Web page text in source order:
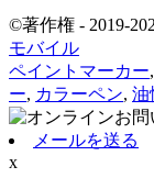
©著作権 - 2019-
モバイル
ペイントマーカー,
ー, カラーペン, 油
メールを送る
x